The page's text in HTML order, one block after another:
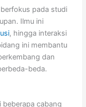
pada studi
Ilmu ini
, hingga interaksi
ini membantu
dan
beda.
beberapa cabang